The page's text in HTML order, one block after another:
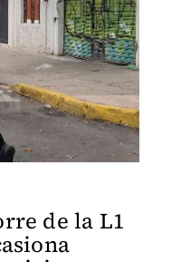
de la L1